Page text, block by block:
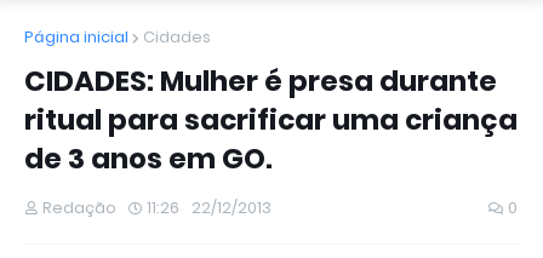
Página inicial Cidades
CIDADES: Mulher é presa durante
ritual para sacrificar uma criança
de 3 anos em GO.
Redação 11:26 22/12/2013 0